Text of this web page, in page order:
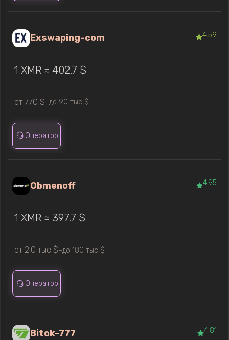
Exswaping-com 4.59
1 XMR ≈ 402.7 $
от 770 $—до 90 тыс $
Оператор
Obmenoff 4.95
1 XMR ≈ 397.7 $
от 2.0 тыс $—до 180 тыс $
Оператор
Bitok-777 4.81